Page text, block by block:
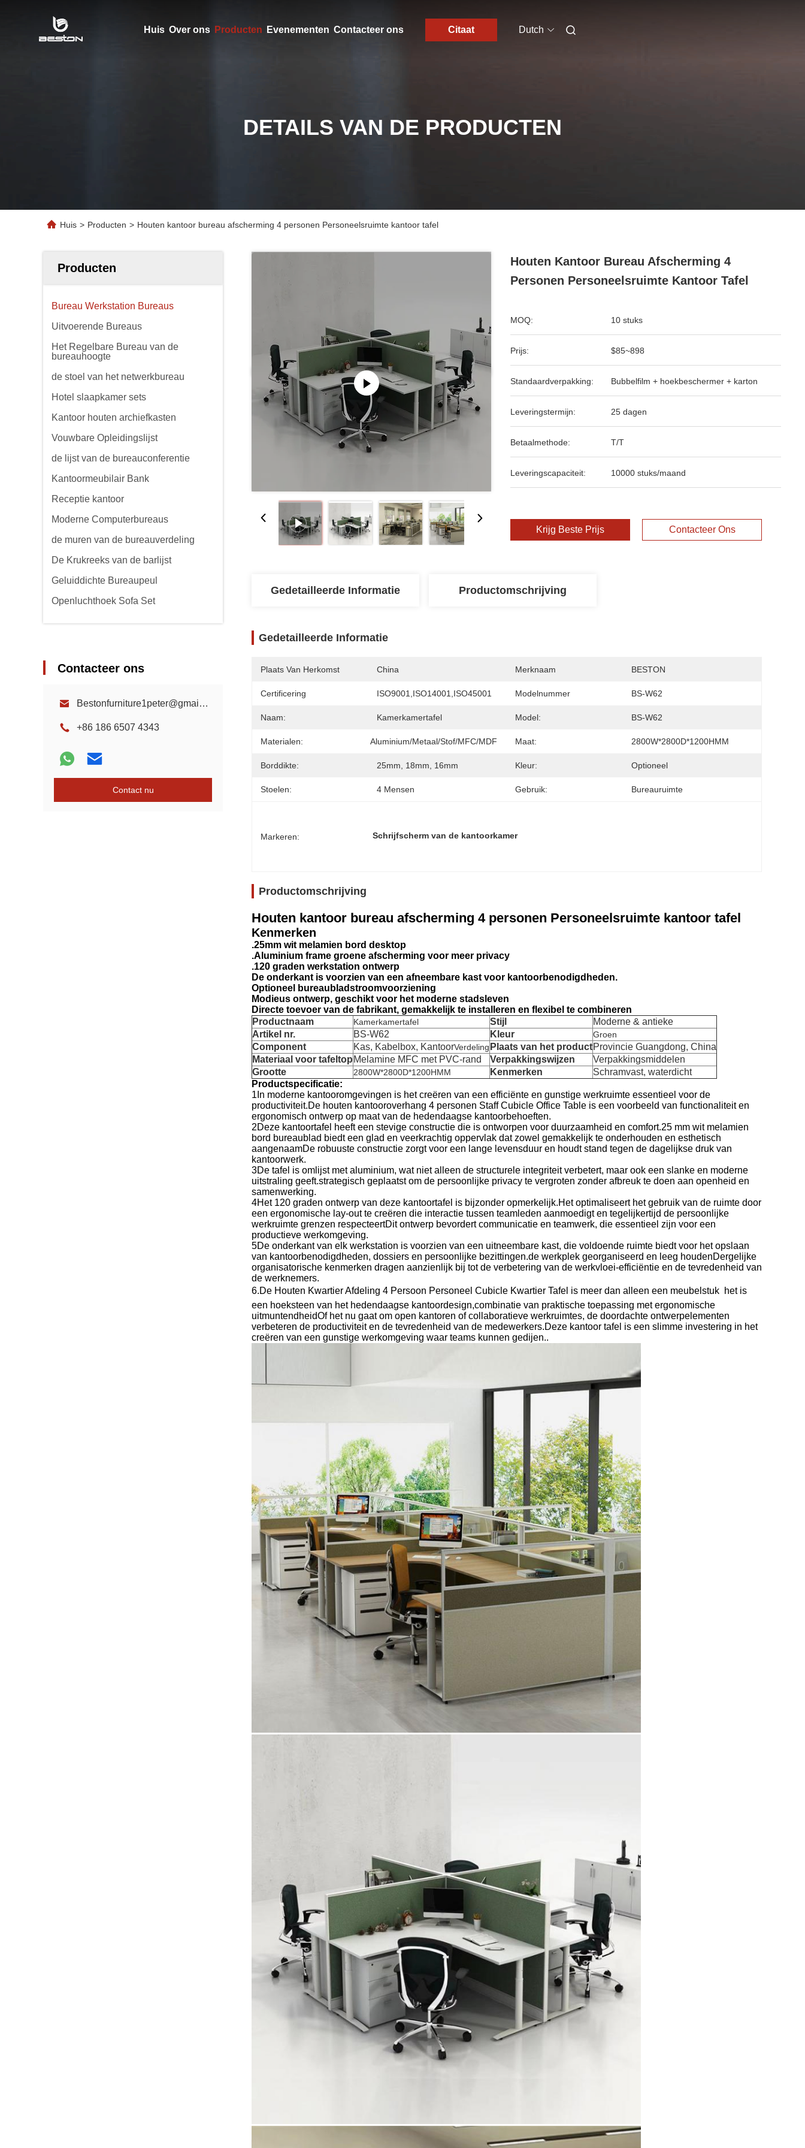
Huis Over ons Producten Evenementen Contacteer ons Citaat Dutch
DETAILS VAN DE PRODUCTEN
Huis > Producten > Houten kantoor bureau afscherming 4 personen Personeelsruimte kantoor tafel
Producten
Bureau Werkstation Bureaus
Uitvoerende Bureaus
Het Regelbare Bureau van de
bureauhoogte
de stoel van het netwerkbureau
Hotel slaapkamer sets
Kantoor houten archiefkasten
Vouwbare Opleidingslijst
de lijst van de bureauconferentie
Kantoormeubilair Bank
Receptie kantoor
Moderne Computerbureaus
de muren van de bureauverdeling
De Krukreeks van de barlijst
Geluiddichte Bureaupeul
Openluchthoek Sofa Set
Contacteer ons
Bestonfurniture1peter@gmail.com
+86 186 6507 4343
Contact nu
Houten Kantoor Bureau Afscherming 4
Personen Personeelsruimte Kantoor Tafel
MOQ: 10 stuks
Prijs: $85~898
Standaardverpakking: Bubbelfilm + hoekbeschermer + karton
Leveringstermijn: 25 dagen
Betaalmethode: T/T
Leveringscapaciteit: 10000 stuks/maand
Krijg Beste Prijs Contacteer Ons
Gedetailleerde Informatie Productomschrijving
Gedetailleerde Informatie
Plaats Van Herkomst China Merknaam BESTON
Certificering ISO9001,ISO14001,ISO45001 Modelnummer BS-W62
Naam: Kamerkamertafel Model: BS-W62
Materialen: Aluminium/metaal/stof/MFC/MDF Maat: 2800W*2800D*1200HMM
Borddikte: 25mm, 18mm, 16mm Kleur: Optioneel
Stoelen: 4 Mensen Gebruik: Bureauruimte
Markeren: Schrijfscherm van de kantoorkamer
Productomschrijving
Houten kantoor bureau afscherming 4 personen Personeelsruimte kantoor tafel
Kenmerken
.25mm wit melamien bord desktop
.Aluminium frame groene afscherming voor meer privacy
.120 graden werkstation ontwerp
De onderkant is voorzien van een afneembare kast voor kantoorbenodigdheden.
Optioneel bureaubladstroomvoorziening
Modieus ontwerp, geschikt voor het moderne stadsleven
Directe toevoer van de fabrikant, gemakkelijk te installeren en flexibel te combineren
Productnaam
Kamerkamertafel Stijl
Moderne & antieke
Artikel nr.
BS-W62 Kleur Groen
Component Kas, Kabelbox, KantoorVerdeling Plaats van het productProvincie Guangdong, China
Materiaal voor tafeltop Melamine MFC met PVC-rand Verpakkingswijzen
Verpakkingsmiddelen
Grootte
2800W*2800D*1200HMM Kenmerken
Schramvast, waterdicht
Productspecificatie:
1In moderne kantooromgevingen is het creëren van een efficiënte en gunstige werkruimte essentieel voor de
productiviteit.De houten kantooroverhang 4 personen Staff Cubicle Office Table is een voorbeeld van functionaliteit en
ergonomisch ontwerp op maat van de hedendaagse kantoorbehoeften.
2Deze kantoortafel heeft een stevige constructie die is ontworpen voor duurzaamheid en comfort.25 mm wit melamien
bord bureaublad biedt een glad en veerkrachtig oppervlak dat zowel gemakkelijk te onderhouden en esthetisch
aangenaamDe robuuste constructie zorgt voor een lange levensduur en houdt stand tegen de dagelijkse druk van
kantoorwerk.
3De tafel is omlijst met aluminium, wat niet alleen de structurele integriteit verbetert, maar ook een slanke en moderne
uitstraling geeft.strategisch geplaatst om de persoonlijke privacy te vergroten zonder afbreuk te doen aan openheid en
samenwerking.
4Het 120 graden ontwerp van deze kantoortafel is bijzonder opmerkelijk.Het optimaliseert het gebruik van de ruimte door
een ergonomische lay-out te creëren die interactie tussen teamleden aanmoedigt en tegelijkertijd de persoonlijke
werkruimte grenzen respecteertDit ontwerp bevordert communicatie en teamwerk, die essentieel zijn voor een
productieve werkomgeving.
5De onderkant van elk werkstation is voorzien van een uitneembare kast, die voldoende ruimte biedt voor het opslaan
van kantoorbenodigdheden, dossiers en persoonlijke bezittingen.de werkplek georganiseerd en leeg houdenDergelijke
organisatorische kenmerken dragen aanzienlijk bij tot de verbetering van de werkvloei-efficiëntie en de tevredenheid van
de werknemers.
6.De Houten Kwartier Afdeling 4 Persoon Personeel Cubicle Kwartier Tafel is meer dan alleen een meubelstuk  het is
een hoeksteen van het hedendaagse kantoordesign,combinatie van praktische toepassing met ergonomische
uitmuntendheidOf het nu gaat om open kantoren of collaboratieve werkruimtes, de doordachte ontwerpelementen
verbeteren de productiviteit en de tevredenheid van de medewerkers.Deze kantoor tafel is een slimme investering in het
creëren van een gunstige werkomgeving waar teams kunnen gedijen..